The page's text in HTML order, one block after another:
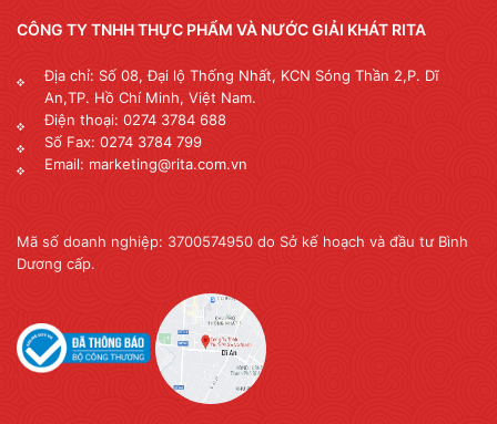
CÔNG TY TNHH THỰC PHẨM VÀ NƯỚC GIẢI KHÁT RITA
Địa chỉ: Số 08, Đại lộ Thống Nhất, KCN Sóng Thần 2,P. Dĩ
An,TP. Hồ Chí Minh, Việt Nam.
Điện thoại: 0274 3784 688
Số Fax: 0274 3784 799
Email: marketing@rita.com.vn
Mã số doanh nghiệp: 3700574950 do Sở kế hoạch và đầu tư Bình
Dương cấp.